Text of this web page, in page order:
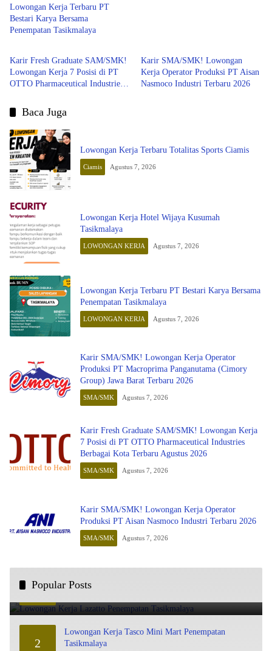
Lowongan Kerja Terbaru PT
Bestari Karya Bersama
Penempatan Tasikmalaya
SMA/SMK
Karir Fresh Graduate SAM/SMK!
Lowongan Kerja 7 Posisi di PT
OTTO Pharmaceutical Industries
2026
Karir SMA/SMK! Lowongan
Kerja Operator Produksi PT Aisan
Nasmoco Industri Terbaru 2026
Baca Juga
Lowongan Kerja Terbaru Totalitas Sports Ciamis
Ciamis Agustus 7, 2026
Lowongan Kerja Hotel Wijaya Kusumah
Tasikmalaya
LOWONGAN KERJA Agustus 7, 2026
Lowongan Kerja Terbaru PT Bestari Karya Bersama
Penempatan Tasikmalaya
LOWONGAN KERJA Agustus 7, 2026
Karir SMA/SMK! Lowongan Kerja Operator
Produksi PT Macroprima Panganutama (Cimory
Group) Jawa Barat Terbaru 2026
SMA/SMK Agustus 7, 2026
Karir Fresh Graduate SAM/SMK! Lowongan Kerja
7 Posisi di PT OTTO Pharmaceutical Industries
Berbagai Kota Terbaru Agustus 2026
SMA/SMK Agustus 7, 2026
Karir SMA/SMK! Lowongan Kerja Operator
Produksi PT Aisan Nasmoco Industri Terbaru 2026
SMA/SMK Agustus 7, 2026
Popular Posts
1 Lowongan Kerja Lazatto Penempatan Tasikmalaya
2
Lowongan Kerja Tasco Mini Mart Penempatan
Tasikmalaya